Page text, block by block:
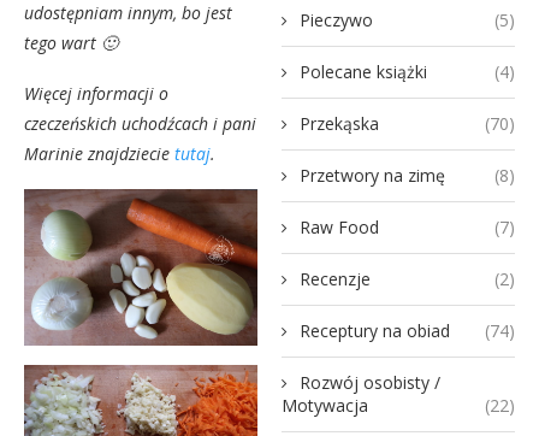
udostępniam innym, bo jest
tego wart 🙂
Więcej informacji o
czeczeńskich uchodźcach i pani
Marinie znajdziecie tutaj.
Pieczywo (5)
Polecane książki (4)
Przekąska (70)
Przetwory na zimę (8)
Raw Food (7)
Recenzje (2)
Receptury na obiad (74)
Rozwój osobisty /
Motywacja
(22)